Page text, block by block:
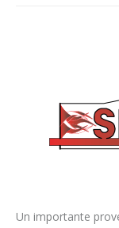
Un importante